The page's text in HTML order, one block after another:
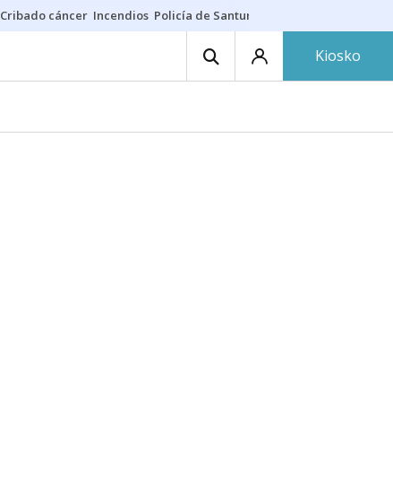
Cribado cáncer Incendios Policía de Santurtzi
Kiosko